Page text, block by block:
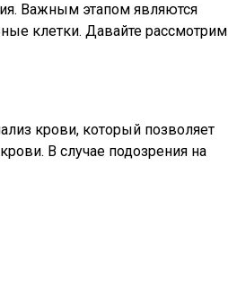
Важным этапом являются
клетки. Давайте рассмотрим
крови, который позволяет
В случае подозрения на